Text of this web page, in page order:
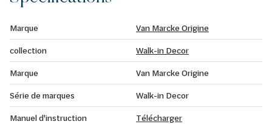
Marque
Van Marcke Origine
collection
Walk-in Decor
Marque
Van Marcke Origine
Série de marques
Walk-in Decor
Manuel d'instruction
Télécharger